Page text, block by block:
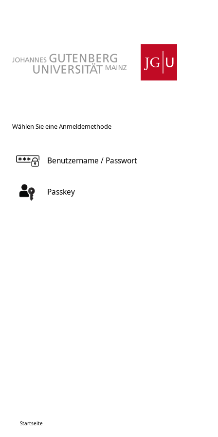
Wählen Sie eine Anmeldemethode
Benutzername / Passwort
Passkey
Startseite